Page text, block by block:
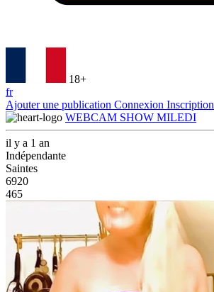
18+
fr
Ajouter une publication Connexion Inscription
WEBCAM SHOW MILEDI
il y a 1 an
Indépendante
Saintes
6920
465